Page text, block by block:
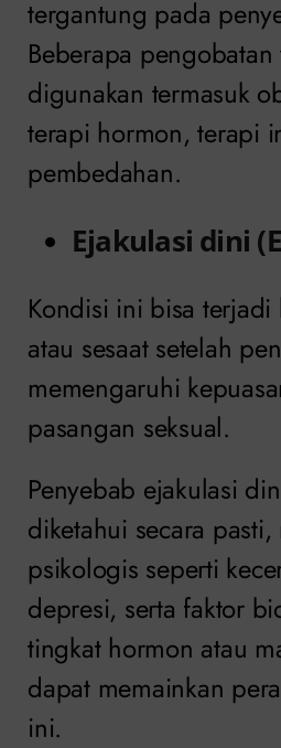
tergantung pada
Beberapa
digunakan termasuk
terapi hormon, terapi
pembedahan.
Ejakulasi dini
Kondisi ini bisa terjadi
atau sesaat setelah
memengaruhi
pasangan seksual.
Penyebab ejakulasi
diketahui secara
psikologis seperti
depresi, serta faktor
tingkat hormon atau
dapat memainkan
ini.